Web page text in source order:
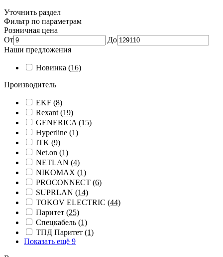
Уточнить раздел
Фильтр по параметрам
Розничная цена
От
До
Наши предложения
Новинка (16)
Производитель
EKF (8)
Rexant (19)
GENERICA (15)
Hyperline (1)
ITK (9)
Net.on (1)
NETLAN (4)
NIKOMAX (1)
PROCONNECT (6)
SUPRLAN (14)
TOKOV ELECTRIC (44)
Паритет (25)
Спецкабель (1)
ТПД Паритет (1)
Показать ещё 9